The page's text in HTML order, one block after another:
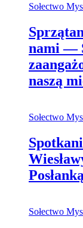
Sołectwo
nami —
naszą
Sołectwo
Sołectwo